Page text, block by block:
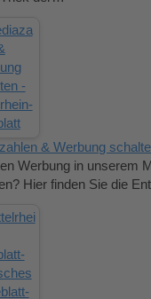
& Werbung
Werbung in unserem
Hier finden Sie die